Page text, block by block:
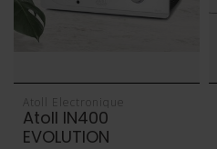
Atoll Electronique
Atoll IN400
EVOLUTION